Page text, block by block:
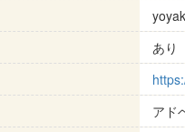
あり
アド